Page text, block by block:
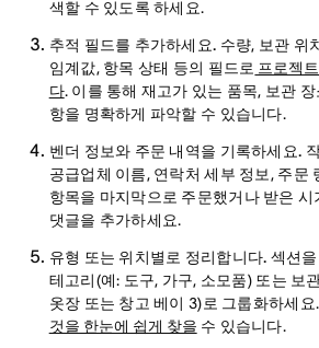
색할 수 있도록 하세요.
추적 필드를 추가하세요. 수량, 보관 위
임계값, 항목 상태 등의 필드로 프로젝
다. 이를 통해 재고가 있는 품목, 보관
항을 명확하게 파악할 수 있습니다.
벤더 정보와 주문 내역을 기록하세요.
공급업체 이름, 연락처 세부 정보, 주문
항목을 마지막으로 주문했거나 받은
댓글을 추가하세요.
유형 또는 위치별로 정리합니다. 섹션
테고리(예: 도구, 가구, 소모품) 또는 보
옷장 또는 창고 베이 3)로 그룹화하세요
것을 한눈에 쉽게 찾을 수 있습니다.